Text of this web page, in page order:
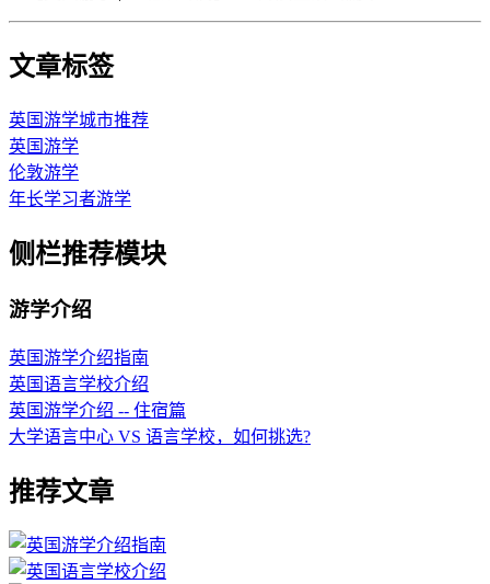
文章标签
英国游学城市推荐
英国游学
伦敦游学
年长学习者游学
侧栏推荐模块
游学介绍
英国游学介绍指南
英国语言学校介绍
英国游学介绍 -- 住宿篇
大学语言中心 VS 语言学校，如何挑选?
推荐文章